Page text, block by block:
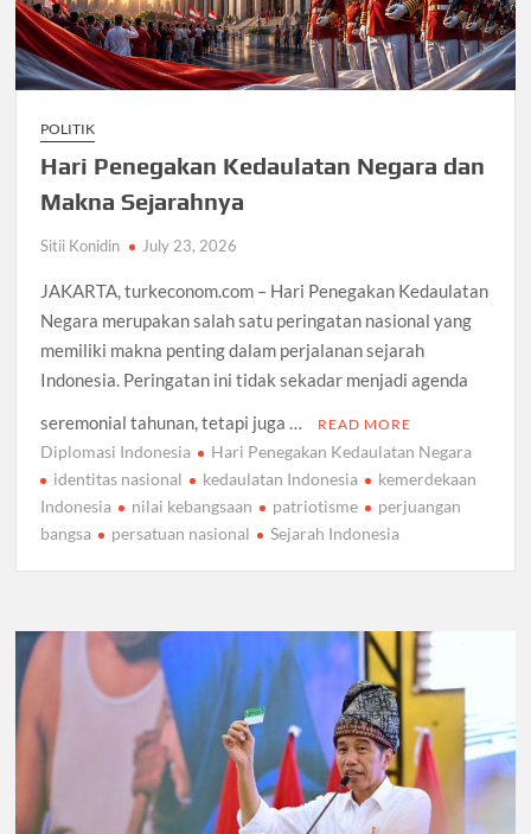
POLITIK
Hari Penegakan Kedaulatan Negara dan
Makna Sejarahnya
Sitii Konidin July 23, 2026
JAKARTA, turkeconom.com – Hari Penegakan Kedaulatan
Negara merupakan salah satu peringatan nasional yang
memiliki makna penting dalam perjalanan sejarah
Indonesia. Peringatan ini tidak sekadar menjadi agenda
seremonial tahunan, tetapi juga …
READ MORE
Diplomasi Indonesia
Hari Penegakan Kedaulatan Negara
identitas nasional
kedaulatan Indonesia
kemerdekaan
Indonesia
nilai kebangsaan patriotisme
perjuangan
bangsa
persatuan nasional Sejarah Indonesia